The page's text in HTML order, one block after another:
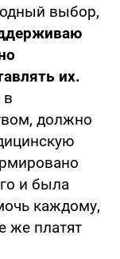
выбор,
их.
в
должно
и была
каждому,
же платят